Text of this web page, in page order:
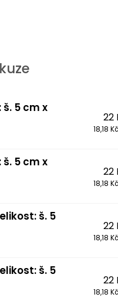
š. 5 cm x
22
18,18
š. 5 cm x
22
18,18
š. 5
22
18,18
š. 5
22
18,18